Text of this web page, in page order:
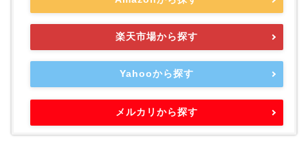
楽天市場から探す
Yahooから探す
メルカリから探す